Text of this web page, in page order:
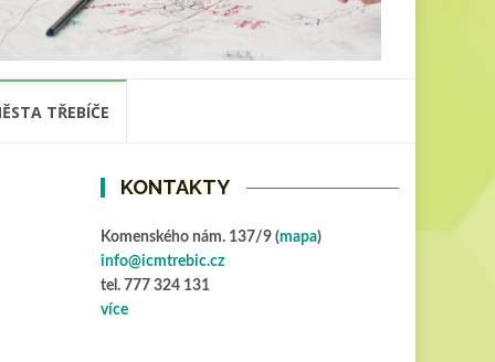
TŘEBÍČE
KONTAKTY
Komenského nám. 137/9 (mapa)
info@icmtrebic.cz
tel. 777 324 131
více